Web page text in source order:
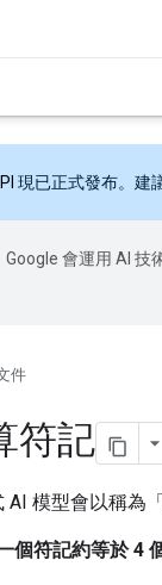
現已正式發布。建
Google 會運用 AI 技
件
符記
模型會以稱為「
個符記約等於 4